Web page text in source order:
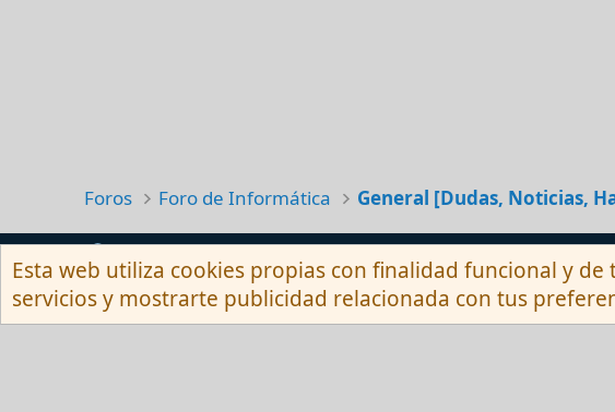
Foros Foro de Informática
Español (Neutro) Tu
Community
Esta web utiliza cookies propias con finalidad funcional y
servicios y mostrarte publicidad relacionada con tus